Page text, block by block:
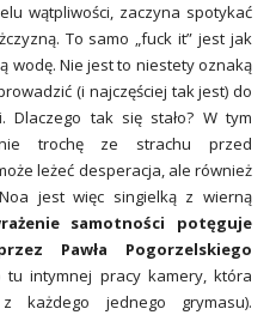
wątpliwości, zaczyna spotykać
To samo „fuck it” jest jak
wodę. Nie jest to niestety oznaką
(i najczęściej tak jest) do
Dlaczego tak się stało? W tym
trochę ze strachu przed
leżeć desperacja, ale również
jest więc singielką z wierną
samotności potęguje
Pawła Pogorzelskiego
intymnej pracy kamery, która
każdego jednego grymasu).